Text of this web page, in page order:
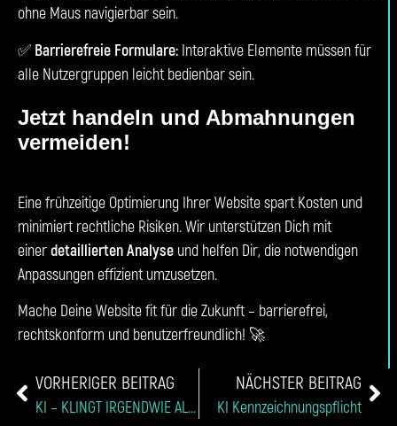
ohne Maus navigierbar sein.
✅ Barrierefreie Formulare: Interaktive Elemente müssen für
alle Nutzergruppen leicht bedienbar sein.
Jetzt handeln und Abmahnungen
vermeiden!
Eine frühzeitige Optimierung Ihrer Website spart Kosten und
minimiert rechtliche Risiken. Wir unterstützen Dich mit
einerdetaillierten Analyse und helfen Dir, die notwendigen
Anpassungen effizient umzusetzen.
Mache Deine Website fit für die Zukunft – barrierefrei,
rechtskonform und benutzerfreundlich! 🚀
VORHERIGER BEITRAG
KI – KLINGT IRGENDWIE ALLES GLEICH?
NÄCHSTER BEITRAG
KI Kennzeichnungspflicht